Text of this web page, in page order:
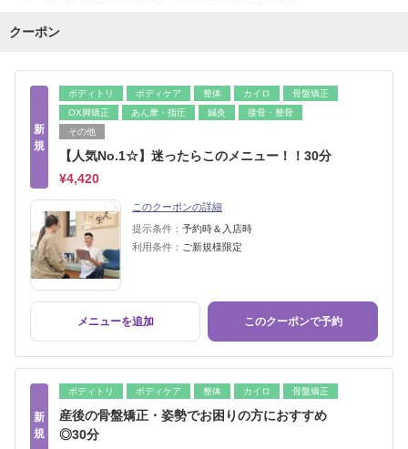
クーポン
新
規
ボディトリ ボディケア 整体 カイロ
骨盤矯正
OX脚矯正
あん摩・指圧 鍼灸
接骨・整骨
その他
【人気No.1☆】迷ったらこのメニュー！！30分
¥4,420
このクーポンの詳細
提示条件： 予約時＆入店時
利用条件： ご新規様限定
メニューを追加 このクーポンで予約
新
規
ボディトリ ボディケア 整体 カイロ 骨盤矯正
産後の骨盤矯正・姿勢でお困りの方におすすめ
◎30分